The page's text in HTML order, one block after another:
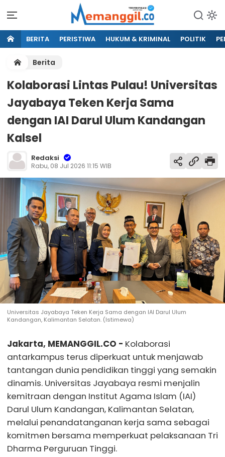
BERITA PERISTIWA HUKUM & KRIMINAL POLITIK
Berita
Kolaborasi Lintas Pulau! Universitas
Jayabaya Teken Kerja Sama
dengan IAI Darul Ulum Kandangan
Kalsel
Redaksi
Rabu, 08 Jul 2026 11:15 WIB
Universitas Jayabaya Teken Kerja Sama dengan IAI Darul Ulum
Kandangan, Kalimantan Selatan. (Istimewa)
Jakarta, MEMANGGIL.CO - Kolaborasi
antarkampus terus diperkuat untuk menjawab
tantangan dunia pendidikan tinggi yang semakin
dinamis. Universitas Jayabaya resmi menjalin
kemitraan dengan Institut Agama Islam (IAI)
Darul Ulum Kandangan, Kalimantan Selatan,
melalui penandatanganan kerja sama sebagai
komitmen bersama memperkuat pelaksanaan Tri
Dharma Perguruan Tinggi.